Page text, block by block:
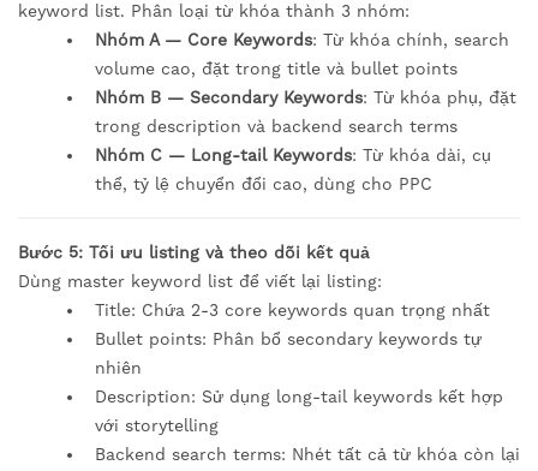
keyword list. Phân loại từ khóa thành 3 nhóm:
Nhóm A — Core Keywords: Từ khóa chính, search
volume cao, đặt trong title và bullet points
Nhóm B — Secondary Keywords: Từ khóa phụ, đặt
trong description và backend search terms
Nhóm C — Long-tail Keywords: Từ khóa dài, cụ
thể, tỷ lệ chuyển đổi cao, dùng cho PPC
Bước 5: Tối ưu listing và theo dõi kết quả
Dùng master keyword list để viết lại listing:
Title: Chứa 2-3 core keywords quan trọng nhất
Bullet points: Phân bổ secondary keywords tự
nhiên
Description: Sử dụng long-tail keywords kết hợp
với storytelling
Backend search terms: Nhét tất cả từ khóa còn lại